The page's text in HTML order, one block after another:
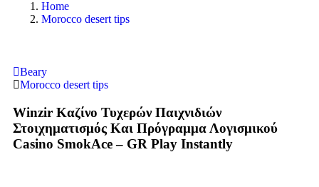
Home
Morocco desert tips
Beary
Morocco desert tips
Winzir Καζίνο Τυχερών Παιχνιδιών
Στοιχηματισμός Και Πρόγραμμα Λογισμικού
Casino SmokAce – GR Play Instantly